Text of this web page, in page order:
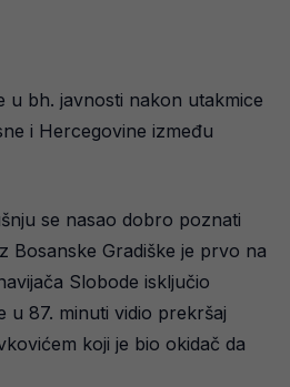
u bh. javnosti nakon utakmice
i Hercegovine između
se nasao dobro poznati
Bosanske Gradiške je prvo na
Slobode isključio
u 87. minuti vidio prekršaj
koji je bio okidač da